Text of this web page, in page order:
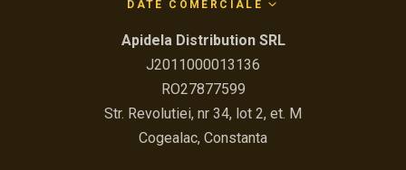
DATE COMERCIALE
Apidela Distribution SRL
J2011000013136
RO27877599
Str. Revolutiei, nr 34, lot 2, et. M
Cogealac, Constanta